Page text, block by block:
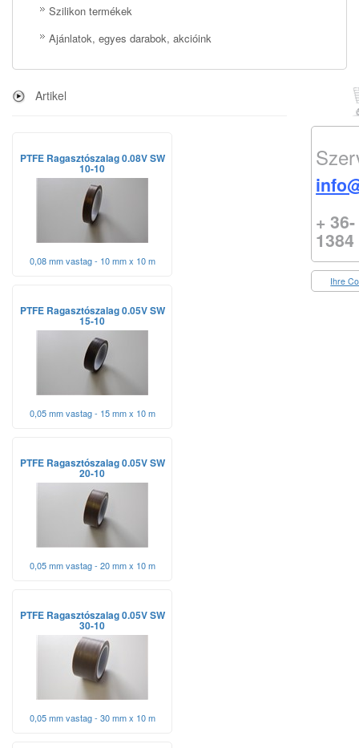
Szilikon termékek
Ajánlatok, egyes darabok, akcióink
Artikel
PTFE Ragasztószalag 0.08V SW
10-10
0,08 mm vastag - 10 mm x 10 m
PTFE Ragasztószalag 0.05V SW
15-10
0,05 mm vastag - 15 mm x 10 m
PTFE Ragasztószalag 0.05V SW
20-10
0,05 mm vastag - 20 mm x 10 m
PTFE Ragasztószalag 0.05V SW
30-10
0,05 mm vastag - 30 mm x 10 m
+
1384
Ihre